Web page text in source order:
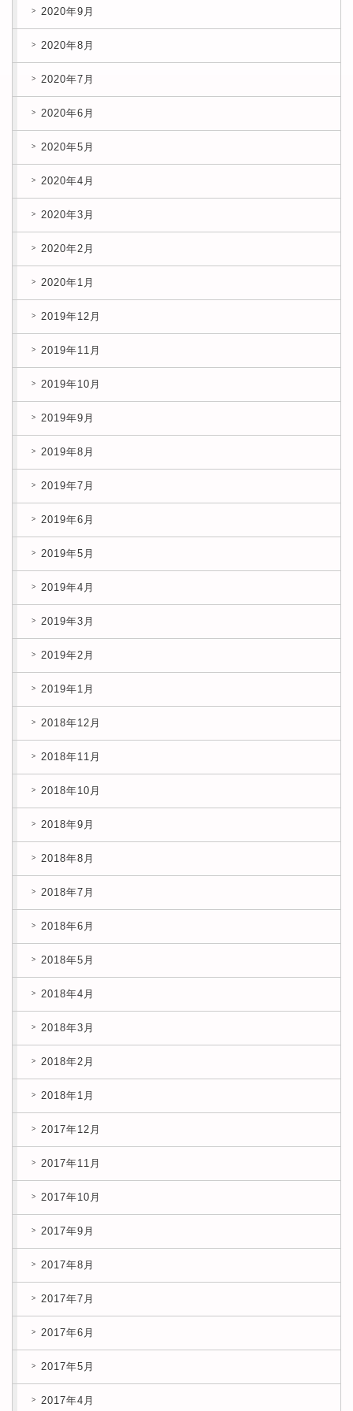
2020年9月
2020年8月
2020年7月
2020年6月
2020年5月
2020年4月
2020年3月
2020年2月
2020年1月
2019年12月
2019年11月
2019年10月
2019年9月
2019年8月
2019年7月
2019年6月
2019年5月
2019年4月
2019年3月
2019年2月
2019年1月
2018年12月
2018年11月
2018年10月
2018年9月
2018年8月
2018年7月
2018年6月
2018年5月
2018年4月
2018年3月
2018年2月
2018年1月
2017年12月
2017年11月
2017年10月
2017年9月
2017年8月
2017年7月
2017年6月
2017年5月
2017年4月